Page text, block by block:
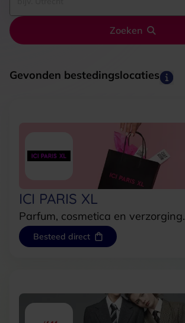
Zoeken
Gevonden bestedingslocaties
ICI PARIS XL
Parfum, cosmetica en verzorging.
Besteed direct